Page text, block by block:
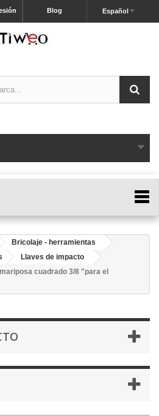
Español
Blog
Bricolaje - herramientas
Llaves de impacto
cuadrado 3/8 "para el